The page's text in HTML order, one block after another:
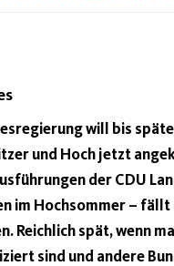
will bis
und Hoch jetzt
der CDU
im Hochsommer –
Reichlich spät, wenn
sind und andere